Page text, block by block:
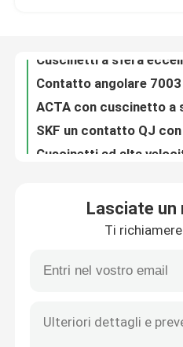
Controllo di qualità
Contattici
Lasciate un
Ti